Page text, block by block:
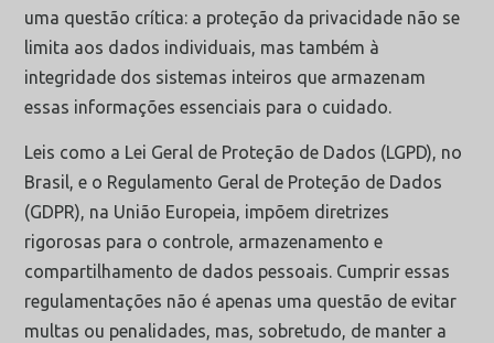
uma questão crítica: a proteção da privacidade não se
limita aos dados individuais, mas também à
integridade dos sistemas inteiros que armazenam
essas informações essenciais para o cuidado.
Leis como a Lei Geral de Proteção de Dados (LGPD), no
Brasil, e o Regulamento Geral de Proteção de Dados
(GDPR), na União Europeia, impõem diretrizes
rigorosas para o controle, armazenamento e
compartilhamento de dados pessoais. Cumprir essas
regulamentações não é apenas uma questão de evitar
multas ou penalidades, mas, sobretudo, de manter a